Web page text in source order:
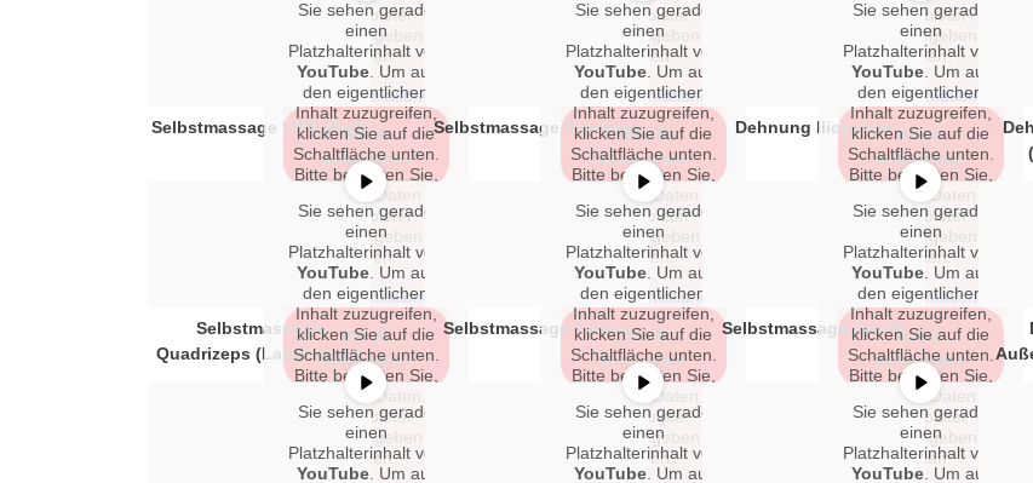
Erforderlichen
Service
akzeptieren
und Inhalte
entsperren
Erforderlichen
Service
akzeptieren
und Inhalte
entsperren
Erforderlichen
Service
akzeptieren
und Inhalte
entsperren
Drittanbieter
weitergegeben
werden.
Mehr Informationen
Inhalt
entsperren
Erforderlichen
Service
akzeptieren
und Inhalte
entsperren
Drittanbieter
weitergegeben
werden.
Mehr Informationen
Inhalt
entsperren
Erforderlichen
Service
akzeptieren
und Inhalte
entsperren
Drittanbieter
weitergegeben
werden.
Mehr Informationen
Inhalt
entsperren
Erforderlichen
Service
akzeptieren
und Inhalte
entsperren
Sie sehen gerade
einen
Platzhalterinhalt von
YouTube . Um auf
den eigentlichen
Inhalt zuzugreifen,
klicken Sie auf die
Schaltfläche unten.
Bitte beachten Sie,
dass dabei Daten an
Drittanbieter
weitergegeben
werden.
Mehr Informationen
Inhalt
entsperren
Erforderlichen
Service
akzeptieren
Selbstmassage LWS (Ball)
Sie sehen gerade
einen
Platzhalterinhalt von
YouTube . Um auf
den eigentlichen
Inhalt zuzugreifen,
klicken Sie auf die
Schaltfläche unten.
Bitte beachten Sie,
dass dabei Daten an
Drittanbieter
weitergegeben
werden.
Mehr Informationen
Inhalt
entsperren
Erforderlichen
Service
akzeptieren
Selbstmassage Iliopsoas
Sie sehen gerade
einen
Platzhalterinhalt von
YouTube . Um auf
den eigentlichen
Inhalt zuzugreifen,
klicken Sie auf die
Schaltfläche unten.
Bitte beachten Sie,
dass dabei Daten an
Drittanbieter
weitergegeben
werden.
Mehr Informationen
Inhalt
entsperren
Erforderlichen
Service
akzeptieren
Dehnung Iliopsoas
Sie sehen gerade
einen
Platzhalterinhalt von
YouTube . Um auf
den eigentlichen
Inhalt zuzugreifen,
klicken Sie auf die
Schaltfläche unten.
Bitte beachten Sie,
dass dabei Daten an
Drittanbieter
weitergegeben
werden.
Selbstmassage
Quadrizeps (Langhantel)
Sie sehen gerade
einen
Platzhalterinhalt von
YouTube . Um auf
den eigentlichen
Inhalt zuzugreifen,
klicken Sie auf die
Schaltfläche unten.
Bitte beachten Sie,
dass dabei Daten an
Drittanbieter
weitergegeben
werden.
Selbstmassage Tensor
Sie sehen gerade
einen
Platzhalterinhalt von
YouTube . Um auf
den eigentlichen
Inhalt zuzugreifen,
klicken Sie auf die
Schaltfläche unten.
Bitte beachten Sie,
dass dabei Daten an
Drittanbieter
weitergegeben
werden.
Selbstmassage Gesäß
Sie sehen gerade
einen
Platzhalterinhalt von
YouTube . Um auf
Sie sehen gerade
einen
Platzhalterinhalt von
YouTube . Um auf
Sie sehen gerade
einen
Platzhalterinhalt von
YouTube . Um auf